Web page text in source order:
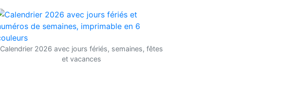
Calendrier 2026 avec jours fériés, semaines, fêtes
et vacances